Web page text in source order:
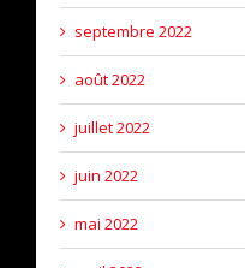
septembre 2022
août 2022
juillet 2022
juin 2022
mai 2022